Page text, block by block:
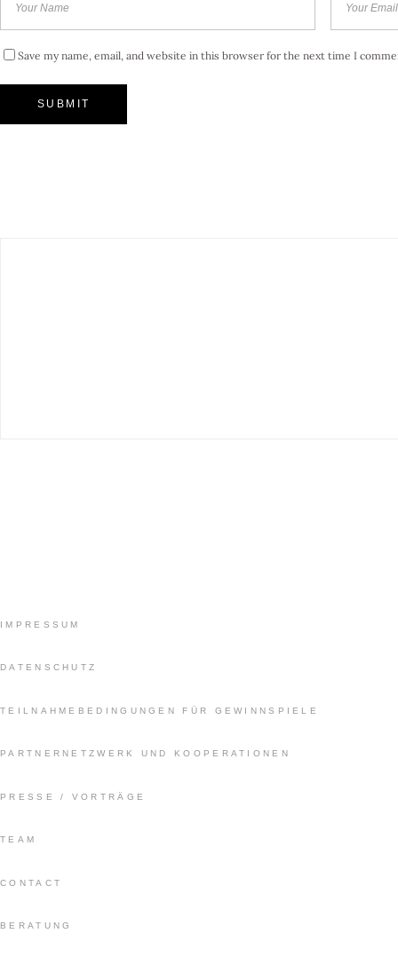
Save my name, email, and website in this browser for the next time I
IMPRESSUM
DATENSCHUTZ
TEILNAHMEBEDINGUNGEN FÜR GEWINNSPIELE
PARTNERNETZWERK UND KOOPERATIONEN
PRESSE / VORTRÄGE
TEAM
CONTACT
BERATUNG